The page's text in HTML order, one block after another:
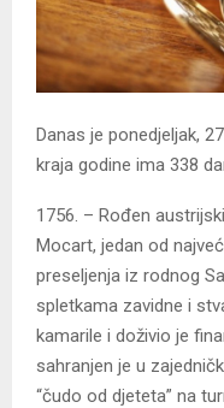
Danas je ponedjeljak,
kraja godine ima 338
1756. – Rođen
Mocart, jedan od
preseljenja iz rodnog
spletkama zavidne i
kamarile i doživio je
sahranjen je u
“čudo od djeteta” na